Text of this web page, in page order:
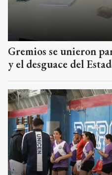
Gremios se unieron
y el desguace del